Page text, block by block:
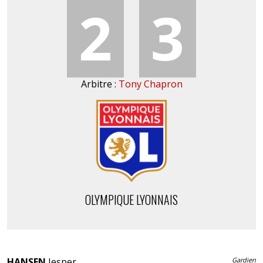
2 3
Arbitre : Tony Chapron
OLYMPIQUE LYONNAIS
Gardien